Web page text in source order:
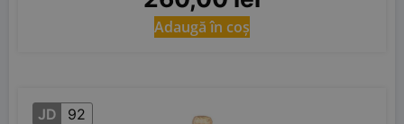
Adaugă în coș
JD 92